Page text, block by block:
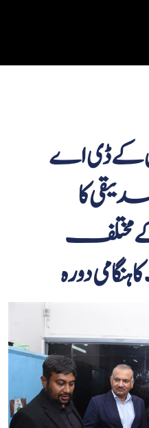
کے ڈی اے
کا
مختلف
دورہ